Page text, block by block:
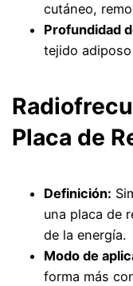
cutáneo,
Profundidad
tejido
Placa de
Definición:
una placa de
de la energía.
Modo de
forma más